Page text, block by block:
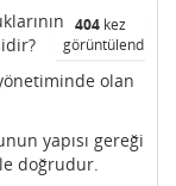
404 kez
görüntülendi
olan
yapısı gereği
doğrudur.